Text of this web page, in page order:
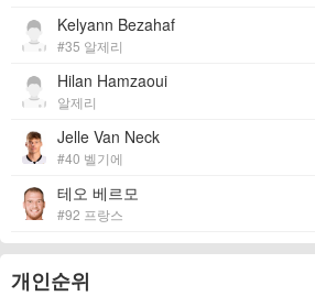
Kelyann Bezahaf
#35 알제리
Hilan Hamzaoui
알제리
Jelle Van Neck
#40 벨기에
테오 베르모
#92 프랑스
개인순위